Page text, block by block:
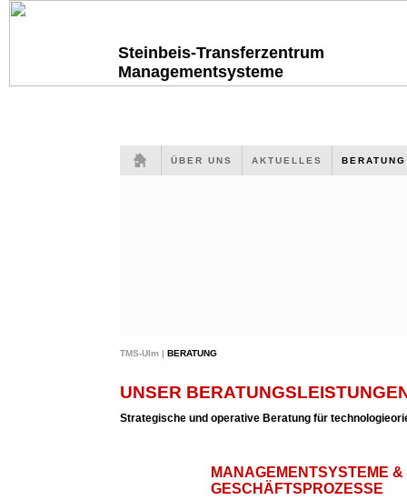
Steinbeis-Transferzentrum
Managementsysteme
ÜBER UNS AKTUELLES
TMS-Ulm | BERATUNG
UNSER
Strategische und operative Beratung für
MANAGEMENTSYSTEME &
GESCHÄFTSPROZESSE